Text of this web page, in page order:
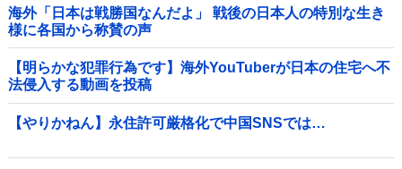
海外「日本は戦勝国なんだよ」 戦後の日本人の特別な生き
様に各国から称賛の声
【明らかな犯罪行為です】海外YouTuberが日本の住宅へ不
法侵入する動画を投稿
【やりかねん】永住許可厳格化で中国SNSでは…